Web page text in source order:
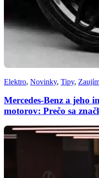
Elektro, Novinky, Tipy,
Mercedes-Benz a jeho
motorov: Prečo sa